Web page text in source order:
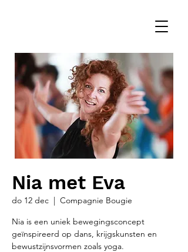
Nia met Eva
do 12 dec
  |
Compagnie Bougie
Nia is een uniek bewegingsconcept
geïnspireerd op dans, krijgskunsten en
bewustzijnsvormen zoals yoga.